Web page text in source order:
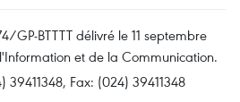
GP-BTTTT délivré le 11 septembre
et de la Communication.
39411348, Fax: (024) 39411348